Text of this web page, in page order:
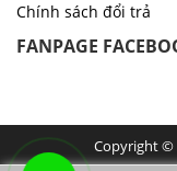
Chính sách đổi trả
FANPAGE
Copyright ©